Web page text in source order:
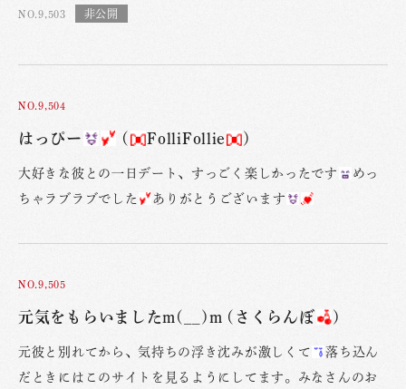
NO.9,503
NO.9,504
はっぴー ( FolliFollie )
大好きな彼との一日デート、すっごく楽しかったです
めっ
ちゃラブラブでした
ありがとうございます
NO.9,505
元気をもらいましたm(__)m (さくらんぼ )
元彼と別れてから、気持ちの浮き沈みが激しくて
落ち込ん
だときにはこのサイトを見るようにしてます。みなさんのお